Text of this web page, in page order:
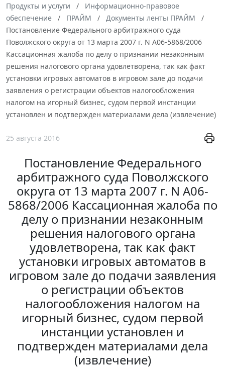
Продукты и услуги
Информационно-правовое
обеспечение
ПРАЙМ
Документы ленты ПРАЙМ
Постановление Федерального арбитражного суда
Поволжского округа от 13 марта 2007 г. N А06-5868/2006
Кассационная жалоба по делу о признании незаконным
решения налогового органа удовлетворена, так как факт
установки игровых автоматов в игровом зале до подачи
заявления о регистрации объектов налогообложения
налогом на игорный бизнес, судом первой инстанции
установлен и подтвержден материалами дела (извлечение)
25 августа 2016
Постановление Федерального
арбитражного суда Поволжского
округа от 13 марта 2007 г. N А06-
5868/2006 Кассационная жалоба по
делу о признании незаконным
решения налогового органа
удовлетворена, так как факт
установки игровых автоматов в
игровом зале до подачи заявления
о регистрации объектов
налогообложения налогом на
игорный бизнес, судом первой
инстанции установлен и
подтвержден материалами дела
(извлечение)